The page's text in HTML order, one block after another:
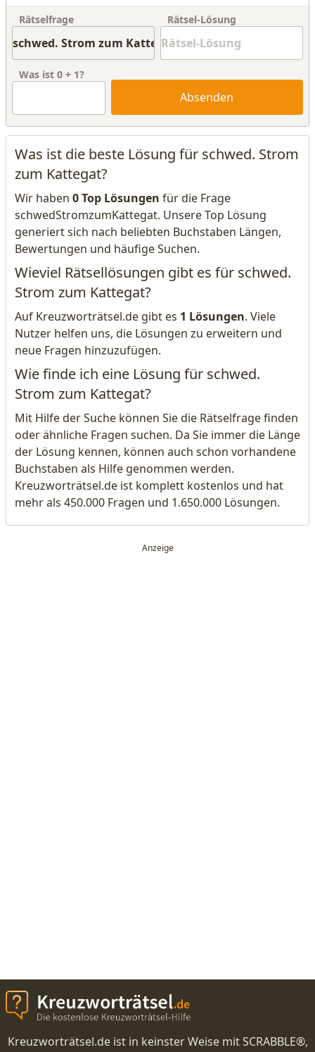
Rätselfrage Rätsel-Lösung
Was ist 0 + 1?
Absenden
Was ist die beste Lösung für schwed. Strom
zum Kattegat?
Wir haben 0 Top Lösungen für die Frage
schwedStromzumKattegat. Unsere Top Lösung
generiert sich nach beliebten Buchstaben Längen,
Bewertungen und häufige Suchen.
Wieviel Rätsellösungen gibt es für schwed.
Strom zum Kattegat?
Auf Kreuzworträtsel.de gibt es 1 Lösungen. Viele
Nutzer helfen uns, die Lösungen zu erweitern und
neue Fragen hinzuzufügen.
Wie finde ich eine Lösung für schwed.
Strom zum Kattegat?
Mit Hilfe der Suche können Sie die Rätselfrage finden
oder ähnliche Fragen suchen. Da Sie immer die Länge
der Lösung kennen, können auch schon vorhandene
Buchstaben als Hilfe genommen werden.
Kreuzworträtsel.de ist komplett kostenlos und hat
mehr als 450.000 Fragen und 1.650.000 Lösungen.
Kreuzworträtsel.de ist in keinster Weise mit SCRABBLE®,